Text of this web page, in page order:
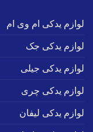
لوازم یدکی ام وی ام
لوازم یدکی جک
لوازم یدکی جیلی
لوازم یدکی چری
لوازم یدکی لیفان